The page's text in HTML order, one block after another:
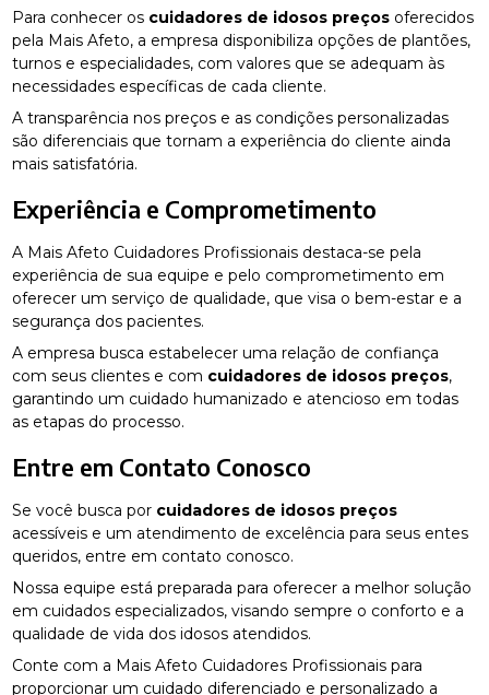
Para conhecer os cuidadores de idosos preços oferecidos
pela Mais Afeto, a empresa disponibiliza opções de plantões,
turnos e especialidades, com valores que se adequam às
necessidades específicas de cada cliente.
A transparência nos preços e as condições personalizadas
são diferenciais que tornam a experiência do cliente ainda
mais satisfatória.
Experiência e Comprometimento
A Mais Afeto Cuidadores Profissionais destaca-se pela
experiência de sua equipe e pelo comprometimento em
oferecer um serviço de qualidade, que visa o bem-estar e a
segurança dos pacientes.
A empresa busca estabelecer uma relação de confiança
com seus clientes e com cuidadores de idosos preços,
garantindo um cuidado humanizado e atencioso em todas
as etapas do processo.
Entre em Contato Conosco
Se você busca por cuidadores de idosos preços
acessíveis e um atendimento de excelência para seus entes
queridos, entre em contato conosco.
Nossa equipe está preparada para oferecer a melhor solução
em cuidados especializados, visando sempre o conforto e a
qualidade de vida dos idosos atendidos.
Conte com a Mais Afeto Cuidadores Profissionais para
proporcionar um cuidado diferenciado e personalizado a